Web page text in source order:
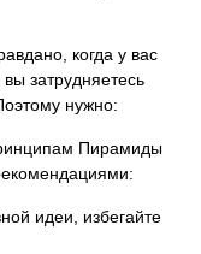
когда у вас
затрудняетесь
нужно:
Пирамиды
идеи, избегайте